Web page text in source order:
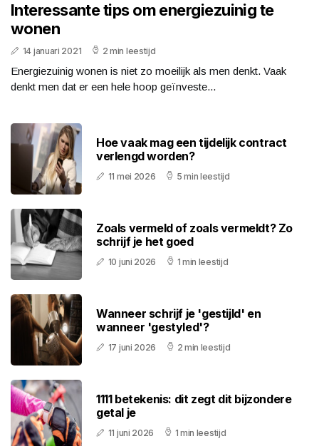
Interessante tips om energiezuinig te
wonen
14 januari 2021 2 min leestijd
Energiezuinig wonen is niet zo moeilijk als men denkt. Vaak
denkt men dat er een hele hoop geïnveste...
Hoe vaak mag een tijdelijk contract
verlengd worden?
11 mei 2026 5 min leestijd
Zoals vermeld of zoals vermeldt? Zo
schrijf je het goed
10 juni 2026 1 min leestijd
Wanneer schrijf je 'gestijld' en
wanneer 'gestyled'?
17 juni 2026 2 min leestijd
1111 betekenis: dit zegt dit bijzondere
getal je
11 juni 2026 1 min leestijd